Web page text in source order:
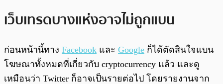
เว็บเทรดบางแห่งอาจไม่ถูกแบน
ก่อนหน้านี้ทาง Facebook และ Google ก็ได้ตัดสินใจแบน
โฆษณาทั้งหมดที่เกี่ยวกับ cryptocurrency แล้ว และดู
เหมือนว่า Twitter ก็อาจเป็นรายต่อไป โดยรายงานจาก